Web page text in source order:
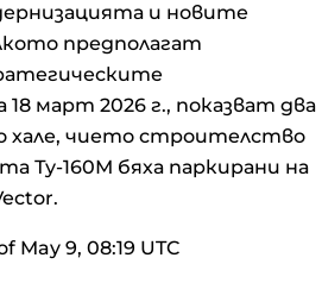
и новите
предполагат
март 2026 г., показват два
хале, чието строителство
Ту-160М бяха паркирани на
9, 08:19 UTC
Deutsche Telekom увеличава
сумата за обратно изкупуване на
акции с до 3 милиарда евро